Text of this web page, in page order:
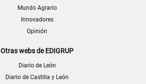
Mundo Agrario
Innovadores
Opinión
Otras webs de EDIGRUP
Diario de León
Diario de Castilla y León